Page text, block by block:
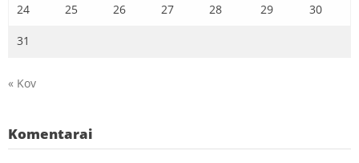
24 25 26 27 28 29 30
31
« Kov
Komentarai